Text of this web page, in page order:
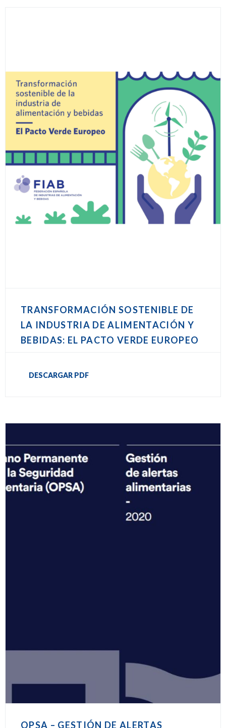
TRANSFORMACIÓN SOSTENIBLE DE
LA INDUSTRIA DE ALIMENTACIÓN Y
BEBIDAS: EL PACTO VERDE EUROPEO
DESCARGAR PDF
OPSA – GESTIÓN DE ALERTAS